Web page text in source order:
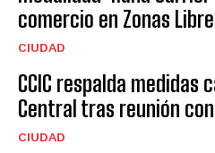
comercio en Zonas
CIUDAD
CCIC respalda medidas
Central tras reunión
CIUDAD